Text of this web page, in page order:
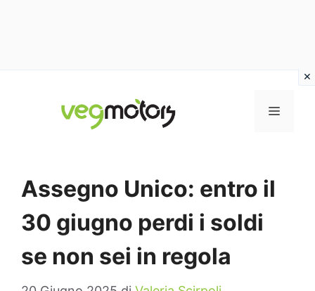
MENU
Assegno Unico: entro il
30 giugno perdi i soldi
se non sei in regola